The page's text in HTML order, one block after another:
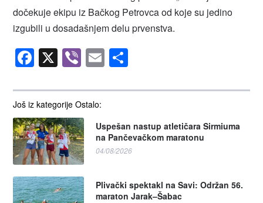
Još iz kategorije Ostalo:
Uspešan nastup atletičara Sirmiuma
na Pančevačkom maratonu
04/08/2026
Plivački spektakl na Savi: Održan 56.
maraton Jarak–Šabac
dočekuje ekipu iz Bačkog Petrovca od koje su jedino
izgubili u dosadašnjem delu prvenstva.
Facebook
X Viber
Email